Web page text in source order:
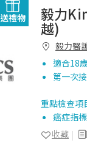
送禮物 毅力
越)
毅力醫
適合18
第一次
重點檢查項
癌症指
收藏